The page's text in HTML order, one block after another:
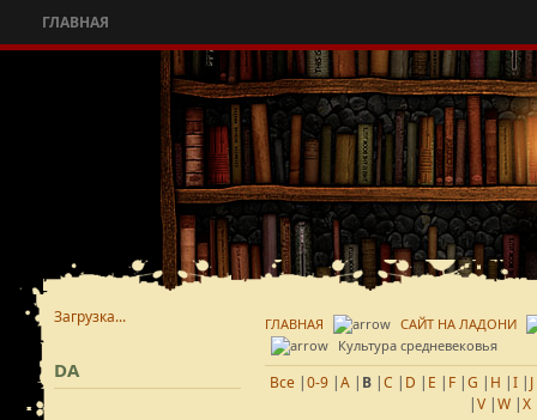
ГЛАВНАЯ
ГЛАВНАЯ
САЙТ НА ЛАДОНИ
Культура средневековья
Все |0-9 |A | B |C | D | E | F |G | H |I | J
|V |W |X
Загрузка...
DA